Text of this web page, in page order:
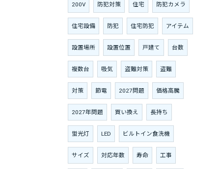
200V 防犯対策 住宅 防犯カメラ
住宅設備 防犯 住宅防犯 アイテム
設置場所 設置位置 戸建て 台数
複数台 吸気 盗難対策 盗難
対策 節電 2027問題 価格高騰
2027年問題 買い換え 長持ち
蛍光灯 LED ビルトイン食洗機
サイズ 対応年数 寿命 工事